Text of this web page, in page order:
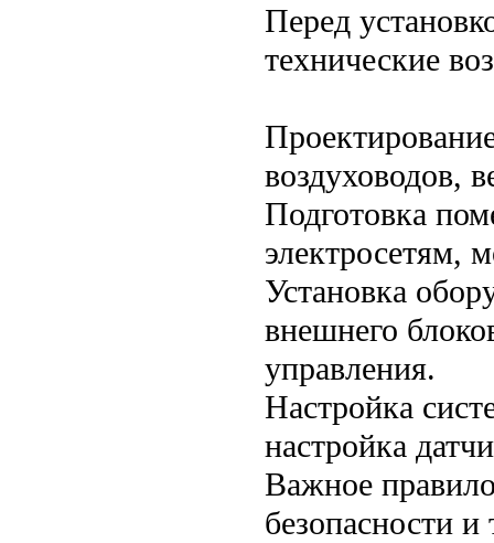
Перед
технические
воздуховодов,
Подготовка
электросетям,
Установка
внешнего
управления.
Настройка
настройка
Важное
безопасности